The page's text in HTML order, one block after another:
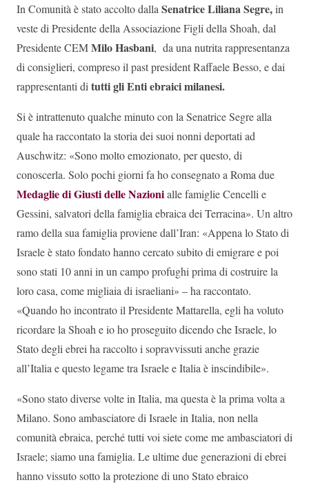
In Comunità è stato accolto dallaSenatrice Liliana Segre,in
veste di Presidente della Associazione Figli della Shoah, dal
Presidente CEMMilo Hasbani, da una nutrita rappresentanza
di consiglieri, compreso il past president Raffaele Besso, e dai
rappresentanti ditutti gli Enti ebraici milanesi.
Si è intrattenuto qualche minuto con la Senatrice Segre alla
quale ha raccontato la storia dei suoi nonni deportati ad
Auschwitz: «Sono molto emozionato, per questo, di
conoscerla. Solo pochi giorni fa ho consegnato a Roma due
Medaglie di Giusti delle Nazionialle famiglie Cencelli e
Gessini, salvatori della famiglia ebraica dei Terracina». Un altro
ramo della sua famiglia proviene dall’Iran: «Appena lo Stato di
Israele è stato fondato hanno cercato subito di emigrare e poi
sono stati 10 anni in un campo profughi prima di costruire la
loro casa, come migliaia di israeliani» – ha raccontato.
«Quando ho incontrato il Presidente Mattarella, egli ha voluto
ricordare la Shoah e io ho proseguito dicendo che Israele, lo
Stato degli ebrei ha raccolto i sopravvissuti anche grazie
all’Italia e questo legame tra Israele e Italia è inscindibile».
«Sono stato diverse volte in Italia, ma questa è la prima volta a
Milano. Sono ambasciatore di Israele in Italia, non nella
comunità ebraica, perché tutti voi siete come me ambasciatori di
Israele; siamo una famiglia. Le ultime due generazioni di ebrei
hanno vissuto sotto la protezione di uno Stato ebraico